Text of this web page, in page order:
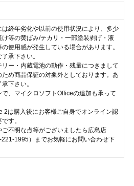
経年劣化や以前の使用状況により、多少
け等の黄ばみ/テカリ・一部塗装剥げ・液
使用感が発生している場合があります。
承下さい。
ー・内蔵電池の動作・残量につきまして
ため商品保証の対象外としております。あ
下さい。
、マイクロソフトOfficeの追加も承って
2は購入後にお客様ご自身でオンライン認
す。
不明な点等がございましたら広島店
221-1995）までお気軽にお問い合わせ下